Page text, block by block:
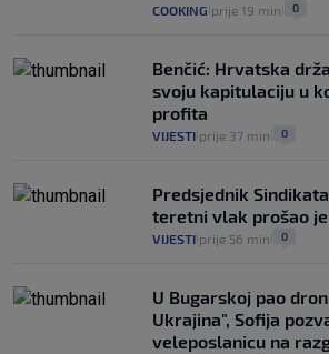
COOKING prije 19 min 0
Benčić: Hrvatska
svoju kapitulaciju u
profita
VIJESTI prije 37 min 0
Predsjednik
teretni vlak prošao je
VIJESTI prije 56 min 0
U Bugarskoj pao
Ukrajina", Sofija
veleposlanicu na